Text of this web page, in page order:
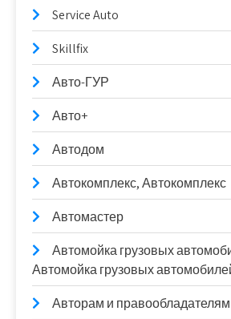
Service Auto
Skillfix
Авто-ГУР
Авто+
Автодом
Автокомплекс, Автокомплекс
Автомастер
Автомойка грузовых
Автомойка грузовых
Авторам и правообладателям